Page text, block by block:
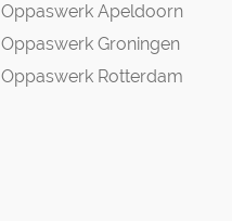
Oppaswerk Apeldoorn
Oppaswerk Groningen
Oppaswerk Rotterdam